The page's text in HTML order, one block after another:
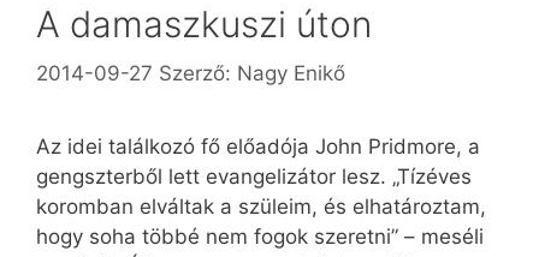
A damaszkuszi úton
2014-09-27 Szerző: Nagy Enikő
Az idei találkozó fő előadója John Pridmore, a
gengszterből lett evangelizátor lesz. „Tízéves
koromban elváltak a szüleim, és elhatároztam,
hogy soha többé nem fogok szeretni” – meséli